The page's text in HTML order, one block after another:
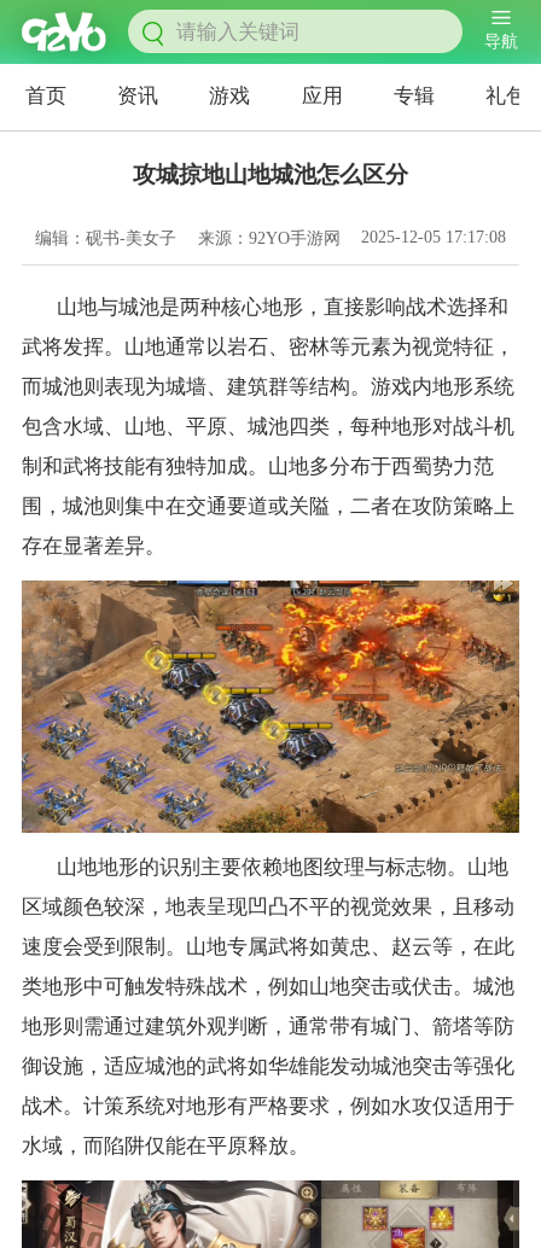
导航
首页 资讯 游戏 应用 专辑 礼包
攻城掠地山地城池怎么区分
编辑：砚书-美女子 来源：92YO手游网 2025-12-05 17:17:08
山地与城池是两种核心地形，直接影响战术选择和
武将发挥。山地通常以岩石、密林等元素为视觉特征，
而城池则表现为城墙、建筑群等结构。游戏内地形系统
包含水域、山地、平原、城池四类，每种地形对战斗机
制和武将技能有独特加成。山地多分布于西蜀势力范
围，城池则集中在交通要道或关隘，二者在攻防策略上
存在显著差异。
山地地形的识别主要依赖地图纹理与标志物。山地
区域颜色较深，地表呈现凹凸不平的视觉效果，且移动
速度会受到限制。山地专属武将如黄忠、赵云等，在此
类地形中可触发特殊战术，例如山地突击或伏击。城池
地形则需通过建筑外观判断，通常带有城门、箭塔等防
御设施，适应城池的武将如华雄能发动城池突击等强化
战术。计策系统对地形有严格要求，例如水攻仅适用于
水域，而陷阱仅能在平原释放。